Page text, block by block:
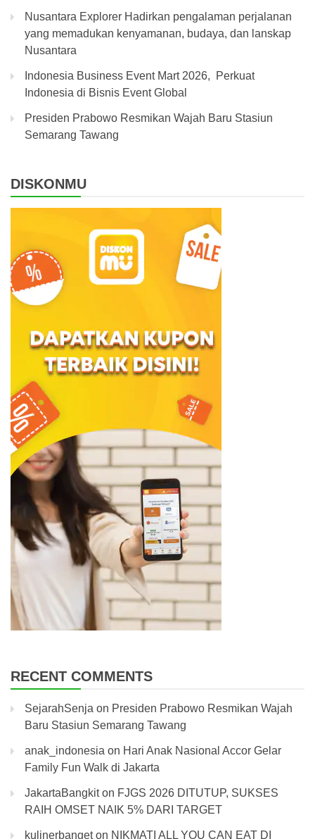
Nusantara Explorer Hadirkan pengalaman perjalanan
yang memadukan kenyamanan, budaya, dan lanskap
Nusantara
Indonesia Business Event Mart 2026, Perkuat
Indonesia di Bisnis Event Global
Presiden Prabowo Resmikan Wajah Baru Stasiun
Semarang Tawang
DISKONMU
RECENT COMMENTS
SejarahSenja on Presiden Prabowo Resmikan Wajah
Baru Stasiun Semarang Tawang
anak_indonesia on Hari Anak Nasional Accor Gelar
Family Fun Walk di Jakarta
JakartaBangkiton FJGS 2026 DITUTUP, SUKSES
RAIH OMSET NAIK 5% DARI TARGET
kulinerbangeton NIKMATI ALL YOU CAN EAT DI